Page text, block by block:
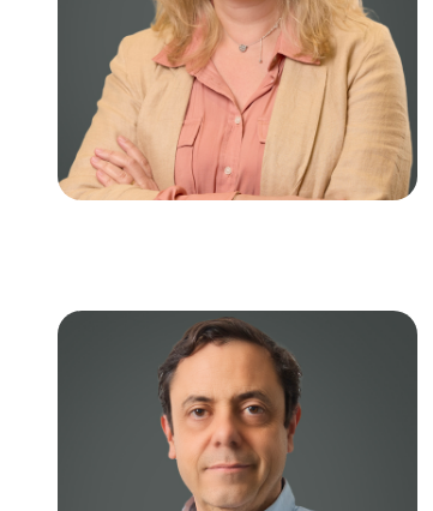
GERDA BIANCHINI
Senior Manager
People